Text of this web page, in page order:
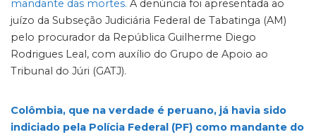
mandante das mortes. A denúncia foi apresentada ao
juízo da Subseção Judiciária Federal de Tabatinga (AM)
pelo procurador da República Guilherme Diego
Rodrigues Leal, com auxílio do Grupo de Apoio ao
Tribunal do Júri (GATJ).
Colômbia, que na verdade é peruano, já havia sido
indiciado pela Polícia Federal (PF) como mandante do